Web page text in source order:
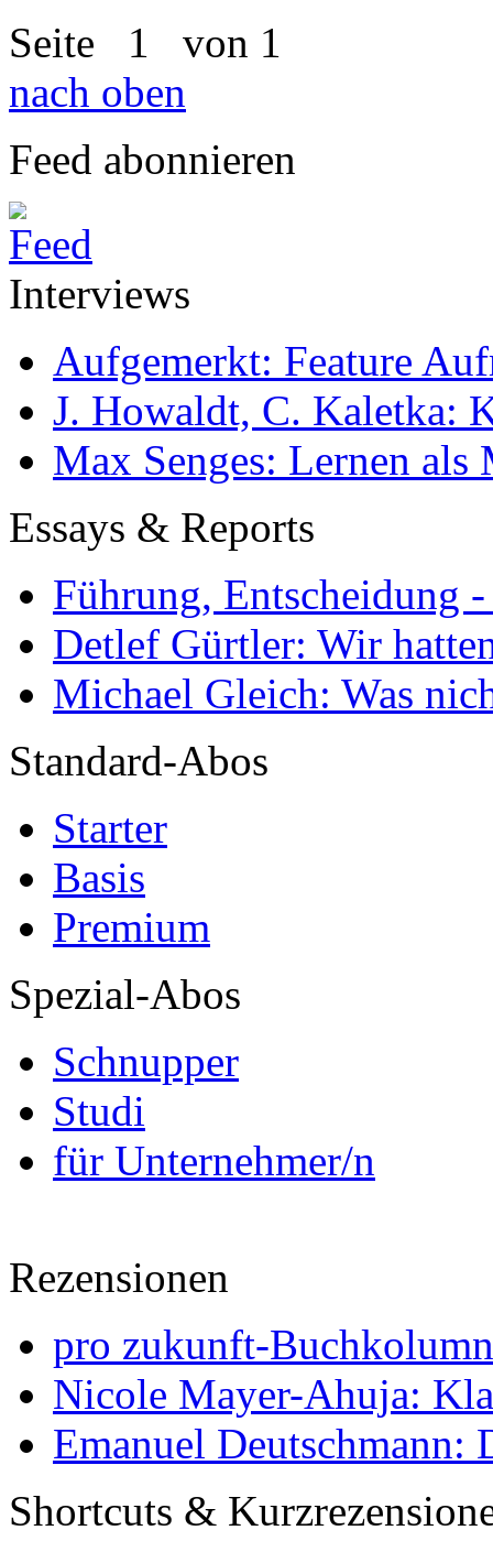
Seite 1 von 1
nach oben
Feed abonnieren
Interviews
Aufgemerkt: Feature
J. Howaldt, C. Kaletka:
Max Senges: Lernen als
Essays & Reports
Führung, Entscheidung
Detlef Gürtler: Wir
Michael Gleich: Was
Standard-Abos
Starter
Basis
Premium
Spezial-Abos
Schnupper
Studi
für Unternehmer/n
Rezensionen
pro zukunft-
Nicole Mayer-Ahuja:
Emanuel Deutschmann:
Shortcuts &